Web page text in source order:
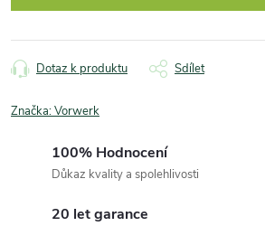
Dotaz k produktu Sdílet
Značka:Vorwerk
100% Hodnocení
Důkaz kvality a spolehlivosti
20 let garance